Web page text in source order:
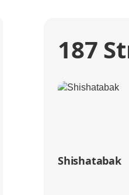
187
Shishatabak